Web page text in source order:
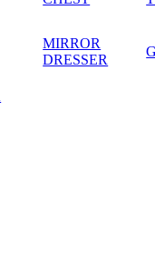
MIRROR
DRESSER